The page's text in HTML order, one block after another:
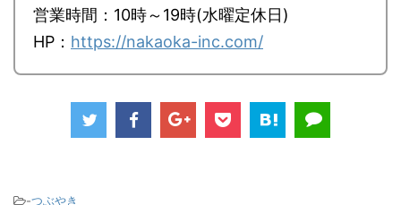
営業時間：10時～19時(水曜定休日)
HP： https://nakaoka-inc.com/
-つぶやき